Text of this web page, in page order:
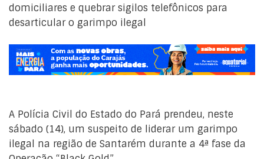
domiciliares e quebrar sigilos telefônicos para
desarticular o garimpo ilegal
A Polícia Civil do Estado do Pará prendeu, neste
sábado (14), um suspeito de liderar um garimpo
ilegal na região de Santarém durante a 4ª fase da